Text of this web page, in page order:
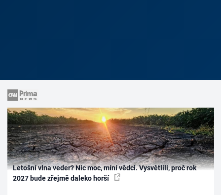
Letošní vlna veder? Nic moc, míní vědci. Vysvětlili, proč rok
2027 bude zřejmě daleko horší